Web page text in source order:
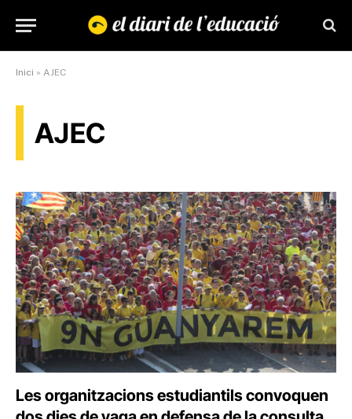
Inici » AJEC
AJEC
Les organitzacions estudiantils convoquen